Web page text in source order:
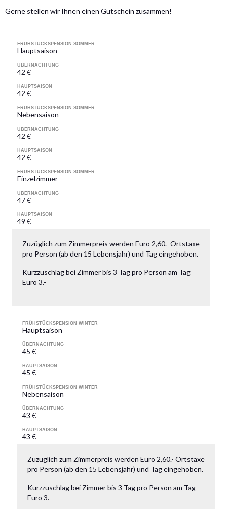
Gerne stellen wir Ihnen einen Gutschein zusammen!
FRÜHSTÜCKSPENSION SOMMER
Hauptsaison
ÜBERNACHTUNG
42 €
HAUPTSAISON
42 €
FRÜHSTÜCKSPENSION SOMMER
Nebensaison
ÜBERNACHTUNG
42 €
HAUPTSAISON
42 €
FRÜHSTÜCKSPENSION SOMMER
Einzelzimmer
ÜBERNACHTUNG
47 €
HAUPTSAISON
49 €
Zuzüglich zum Zimmerpreis werden Euro 2,60.- Ortstaxe
pro Person (ab den 15 Lebensjahr) und Tag eingehoben.
Kurzzuschlag bei Zimmer bis 3 Tag pro Person am Tag
Euro 3.-
FRÜHSTÜCKSPENSION WINTER
Hauptsaison
ÜBERNACHTUNG
45 €
HAUPTSAISON
45 €
FRÜHSTÜCKSPENSION WINTER
Nebensaison
ÜBERNACHTUNG
43 €
HAUPTSAISON
43 €
Zuzüglich zum Zimmerpreis werden Euro 2,60.- Ortstaxe
pro Person (ab den 15 Lebensjahr) und Tag eingehoben.
Kurzzuschlag bei Zimmer bis 3 Tag pro Person am Tag
Euro 3.-